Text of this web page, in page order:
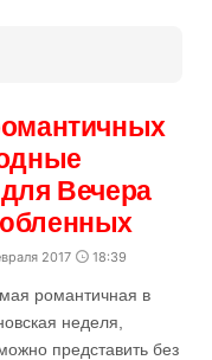
Вечера
2017 18:39
романтичная в
неделя,
представить без